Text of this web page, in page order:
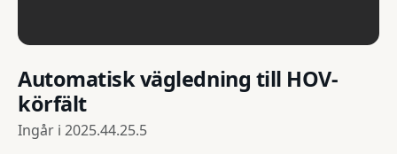
Automatisk vägledning till HOV-
körfält
Ingår i 2025.44.25.5